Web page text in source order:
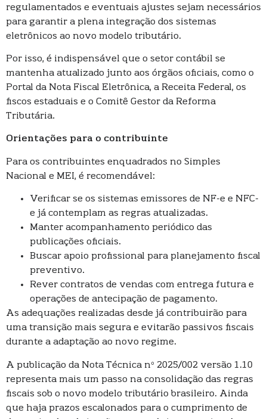
regulamentados e eventuais ajustes sejam necessários
para garantir a plena integração dos sistemas
eletrônicos ao novo modelo tributário.
Por isso, é indispensável que o setor contábil se
mantenha atualizado junto aos órgãos oficiais, como o
Portal da Nota Fiscal Eletrônica, a Receita Federal, os
fiscos estaduais e o Comitê Gestor da Reforma
Tributária.
Orientações para o contribuinte
Para os contribuintes enquadrados no Simples
Nacional e MEI, é recomendável:
Verificar se os sistemas emissores de NF-e e NFC-
e já contemplam as regras atualizadas.
Manter acompanhamento periódico das
publicações oficiais.
Buscar apoio profissional para planejamento fiscal
preventivo.
Rever contratos de vendas com entrega futura e
operações de antecipação de pagamento.
As adequações realizadas desde já contribuirão para
uma transição mais segura e evitarão passivos fiscais
durante a adaptação ao novo regime.
A publicação da Nota Técnica nº 2025/002 versão 1.10
representa mais um passo na consolidação das regras
fiscais sob o novo modelo tributário brasileiro. Ainda
que haja prazos escalonados para o cumprimento de